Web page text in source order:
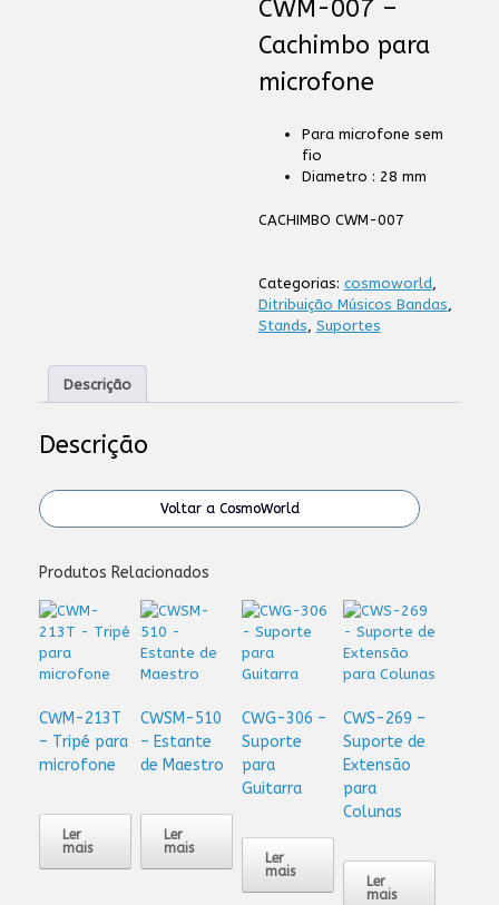
CWM-007 –
Cachimbo para
microfone
Para microfone sem
fio
Diametro : 28 mm
CACHIMBO CWM-007
Categorias: cosmoworld,
Ditribuição Músicos Bandas,
Stands, Suportes
Descrição
Descrição
Voltar a CosmoWorld
Produtos Relacionados
CWM-213T
– Tripé para
microfone
Ler
mais
CWSM-510
– Estante
de Maestro
Ler
mais
CWG-306 –
Suporte
para
Guitarra
Ler
mais
CWS-269 –
Suporte de
Extensão
para
Colunas
Ler
mais